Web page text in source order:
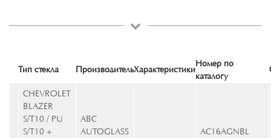
Тип стекла ПроизводительХарактеристики
Номер по
каталогу
CHEVROLET
BLAZER
S/T10 / PU
S/T10 +
ABC
AUTOGLASS
AC16AGNBL